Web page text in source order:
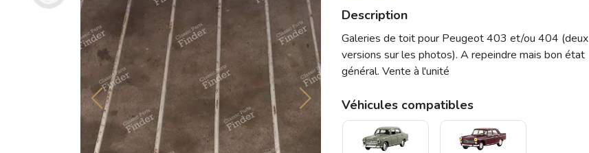
Description
Galeries de toit pour Peugeot 403 et/ou 404 (deux
versions sur les photos). A repeindre mais bon état
général. Vente à l'unité
Véhicules compatibles